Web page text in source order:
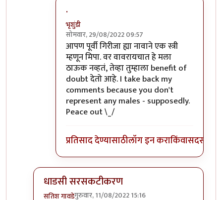
.
भृशुंडी
सोमवार, 29/08/2022 09:57
In reply toचितेला अग्नी देणे हेbyप्रसाद गोडबोले
आपण पूर्वी गिरीजा ह्या नावाने एक स्त्री
म्हणून मिपा. वर वावरायचात हे मला
ठाऊक नव्हतं, तेव्हा तुम्हाला benefit of
doubt देतो आहे. I take back my
comments because you don't
represent any males - supposedly.
Peace out \_/
प्रतिसाद देण्यासाठीलॉग इन कराकिंवासदस्य व्हा
धाडसी सरसकटीकरण
सतिश गावडेगुरुवार, 11/08/2022 15:16